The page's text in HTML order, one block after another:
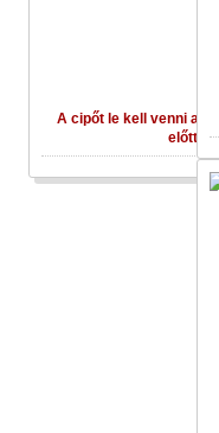
A cipőt le kell venni a
előtt